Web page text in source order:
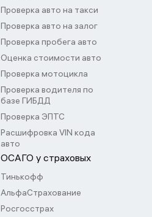
Проверка авто на такси
Проверка авто на залог
Проверка пробега авто
Оценка стоимости авто
Проверка мотоцикла
Проверка водителя по
базе ГИБДД
Проверка ЭПТС
Расшифровка VIN кода
авто
ОСАГО у страховых
Тинькофф
АльфаСтрахование
Росгосстрах